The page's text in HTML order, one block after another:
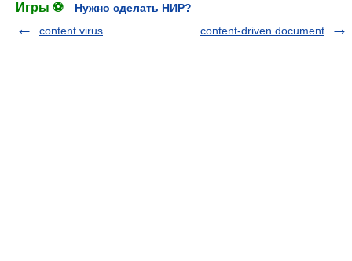
Игры ⚽
Нужно сделать НИР?
content virus
content-driven document